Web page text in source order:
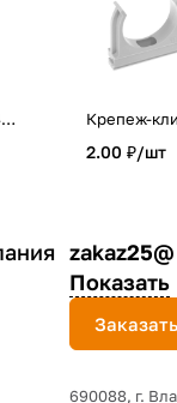
Крепеж-
2.00 ₽/шт
zakaz25@
Показать
690088, г.